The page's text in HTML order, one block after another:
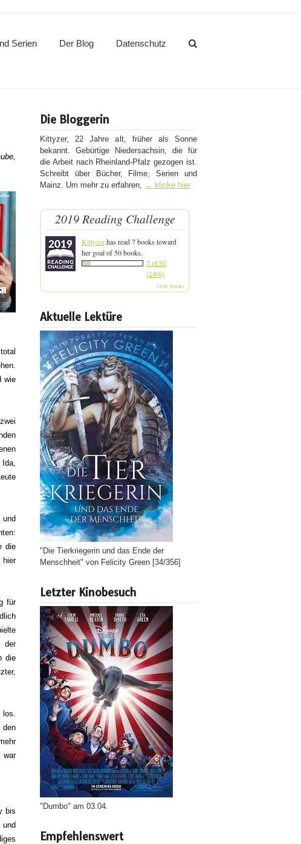
Serien Der Blog Datenschutz
wie
Ida,
und
die
hier
für
der
die
los.
den
war
bis
und
Die Bloggerin
Kittyzer, 22 Jahre alt, früher als Sonne
bekannt. Gebürtige Niedersachsin, die für
die Arbeit nach Rheinland-Pfalz gezogen ist.
Schreibt über Bücher, Filme, Serien und
Mainz. Um mehr zu erfahren, → klicke hier
2019 Reading Challenge
Kittyzerhas read 7 books toward
her goal of 50 books.
7 of 50
(14%)
view books
Aktuelle Lektüre
"Die Tierkriegerin und das Ende der
Menschheit" von Felicity Green [34/356]
Letzter Kinobesuch
"Dumbo" am 03.04.
Empfehlenswert